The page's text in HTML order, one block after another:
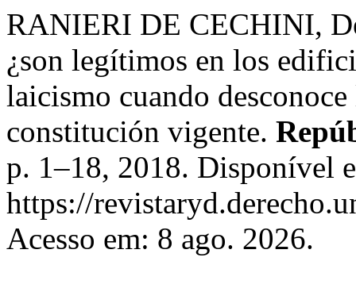
RANIERI DE CECHINI,
¿son legítimos en los
laicismo cuando
constitución vigente.
p. 1–18, 2018. Disponível
https://
Acesso em: 8 ago. 2026.